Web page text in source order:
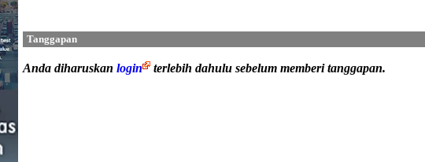
Tanggapan
Anda diharuskan login terlebih dahulu sebelum memberi tanggapan.